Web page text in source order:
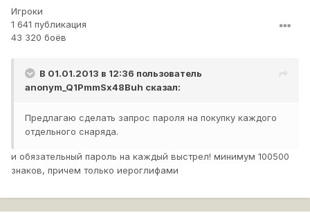
И еще,полагается ли мне награда за данную идею в
Игроки
1 641 публикация
43 320 боёв
В 01.01.2013 в 12:36 пользователь
anonym_Q1PmmSx48Buh сказал:
Предлагаю сделать запрос пароля на покупку каждого
отдельного снаряда.
и обязательный пароль на каждый выстрел! минимум 100500
знаков, причем только иероглифами